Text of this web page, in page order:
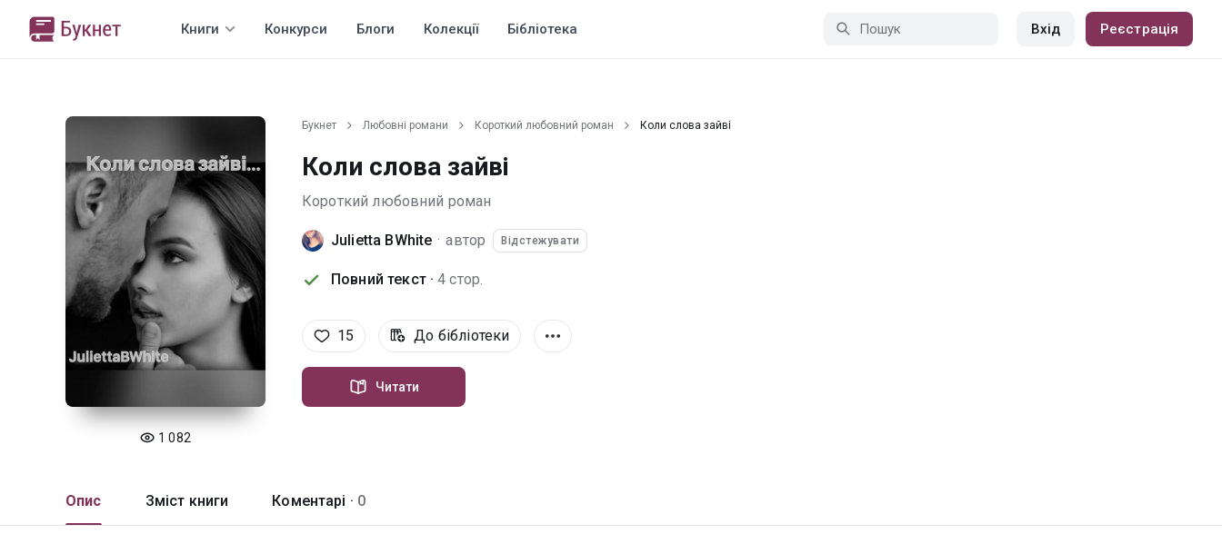
Книги Конкурси Блоги Колекції Бібліотека Вхід Реєстрація
1 082
Букнет Любовні романи Короткий любовний роман Коли слова зайві
Коли слова зайві
Короткий любовний роман
Julietta BWhite · автор Відстежувати
Повний текст · 4 стор.
15 До бібліотеки
Читати
Опис Зміст книги Коментарі · 0